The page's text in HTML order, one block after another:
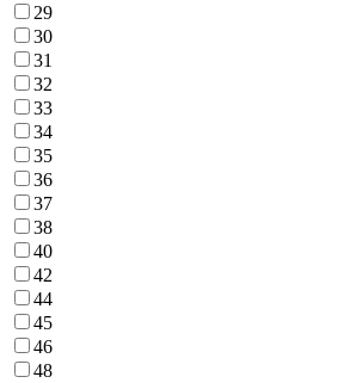
29
30
31
32
33
34
35
36
37
38
40
42
44
45
46
48